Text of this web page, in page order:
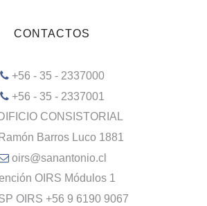
CONTACTOS
+56 - 35 - 2337000
+56 - 35 - 2337001
CONSISTORIAL
Barros Luco 1881
oirs@sanantonio.cl
OIRS Módulos 1
OIRS +56 9 6190 9067